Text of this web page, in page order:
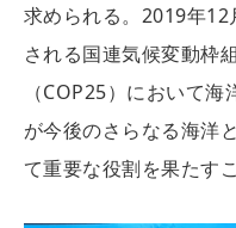
求められる。2019年12
される国連気候変動枠
（COP25）において
が今後のさらなる海洋
て重要な役割を果たす